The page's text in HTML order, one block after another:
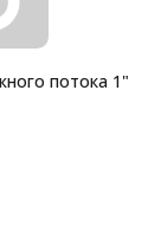
потока 1"